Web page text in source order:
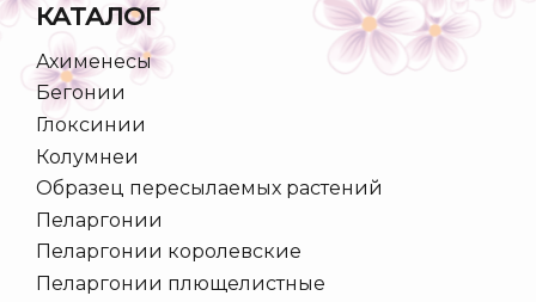
КАТАЛОГ
Ахименесы
Бегонии
Глоксинии
Колумнеи
Образец пересылаемых растений
Пеларгонии
Пеларгонии королевские
Пеларгонии плющелистные